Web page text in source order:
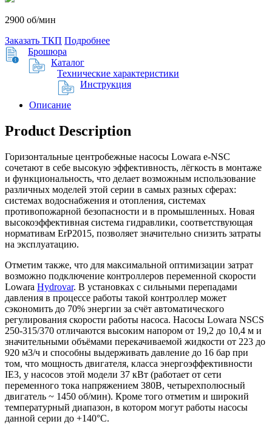
2900 об/мин
Заказать ТКП Подробнее
Брошюра
Каталог
Технические характеристики
Инструкция
Описание
Product Description
Горизонтальные центробежные насосы Lowara e-NSC
сочетают в себе высокую эффективность, лёгкость в монтаже
и функциональность, что делает возможным использование
различных моделей этой серии в самых разных сферах:
системах водоснабжения и отопления, системах
противопожарной безопасности и в промышленных. Новая
высокоэффективная система гидравлики, соответствующая
нормативам ErP2015, позволяет значительно снизить затраты
на эксплуатацию.
Отметим также, что для максимальной оптимизации затрат
возможно подключение контроллеров переменной скорости
Lowara Hydrovar. В установках с сильными перепадами
давления в процессе работы такой контроллер может
сэкономить до 70% энергии за счёт автоматического
регулирования скорости работы насоса. Насосы Lowara NSCS
250-315/370 отличаются высоким напором от 19,2 до 10,4 м и
значительными объёмами перекачиваемой жидкости от 223 до
920 м3/ч и способны выдерживать давление до 16 бар при
том, что мощность двигателя, класса энергоэффективности
IE3, у насосов этой модели 37 кВт (работает от сети
переменного тока напряжением 380В, четырехполюсный
двигатель ~ 1450 об/мин). Кроме того отметим и широкий
температурный диапазон, в котором могут работы насосы
данной серии до +140°C.